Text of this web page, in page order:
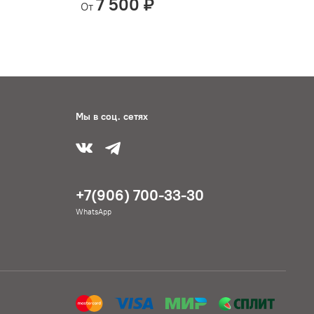
От 7 500 ₽
Мы в соц. сетях
+7(906) 700-33-30
WhatsApp